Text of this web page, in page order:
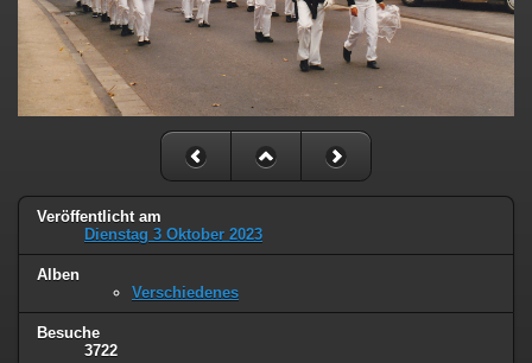
Veröffentlicht am
Dienstag 3 Oktober 2023
Alben
Verschiedenes
Besuche
3722